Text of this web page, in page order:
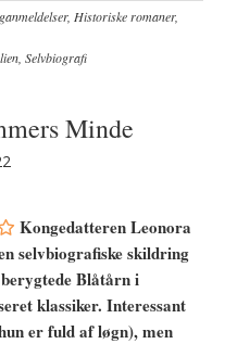
, Historiske romaner,
Selvbiografi
Minde
Kongedatteren Leonora
selvbiografiske skildring
Blåtårn i
klassiker. Interessant
er fuld af løgn), men